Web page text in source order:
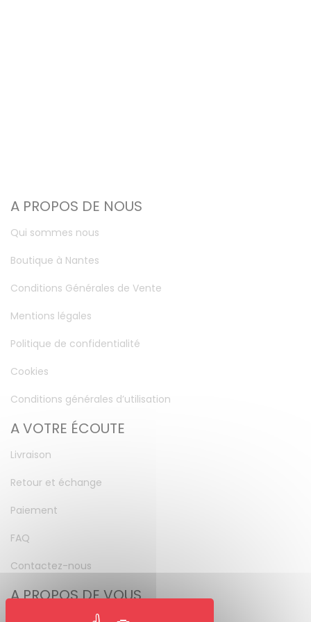
A PROPOS DE NOUS
Qui sommes nous
Boutique à Nantes
Conditions Générales de Vente
Mentions légales
Politique de confidentialité
Cookies
Conditions générales d’utilisation
A VOTRE ÉCOUTE
Livraison
Retour et échange
Paiement
FAQ
Contactez-nous
A PROPOS DE VOUS